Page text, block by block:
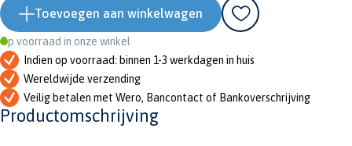
Toevoegen aan winkelwagen
Op voorraad in onze winkel
Indien op voorraad: binnen 1-3 werkdagen in huis
Wereldwijde verzending
Veilig betalen met Wero, Bancontact of Bankoverschrijving
Productomschrijving